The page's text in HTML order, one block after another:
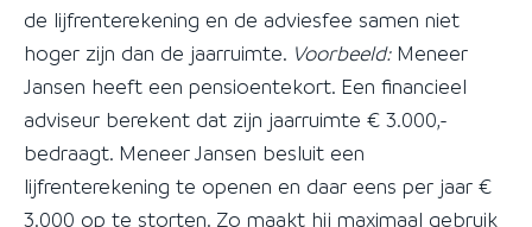
de lijfrenterekening en de adviesfee samen niet
hoger zijn dan de jaarruimte. Voorbeeld: Meneer
Jansen heeft een pensioentekort. Een financieel
adviseur berekent dat zijn jaarruimte € 3.000,-
bedraagt. Meneer Jansen besluit een
lijfrenterekening te openen en daar eens per jaar €
3.000 op te storten. Zo maakt hij maximaal gebruik